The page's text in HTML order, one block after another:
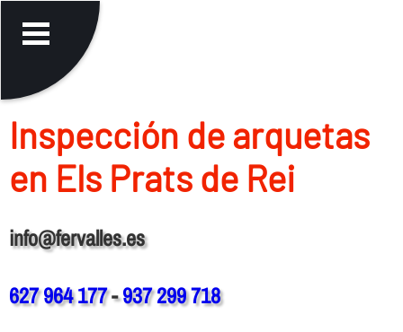
Inspección de arquetas
en Els Prats de Rei
info@fervalles.es
627 964 177-937 299 718